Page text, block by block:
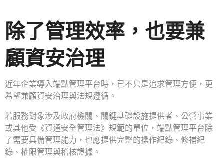
除了管理效率，也要兼
顧資安治理
近年企業導入端點管理平台時，已不只是追求管理方便，更
希望兼顧資安治理與法規遵循。
若服務對象涉及政府機關、關鍵基礎設施提供者、公營事業
或其他受《資通安全管理法》規範的單位，端點管理平台除
了需要具備管理能力，也應提供完整的操作紀錄、修補紀
錄、權限管理與稽核證據。